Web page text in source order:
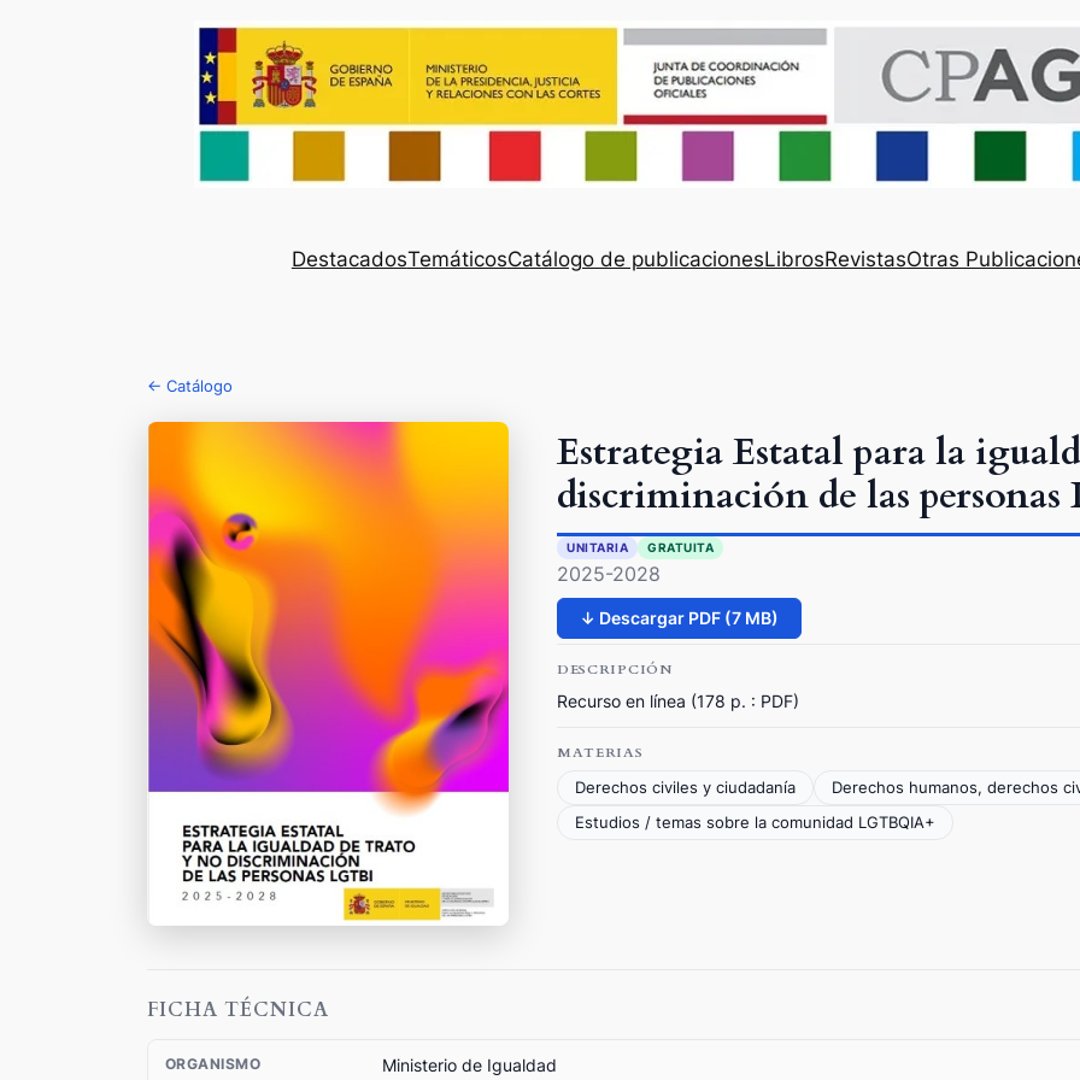
DestacadosTemáticosCatálogo de publicacionesLibrosRevistasOtras
← Catálogo
Estrategia Estatal para la
discriminación de las
UNITARIA GRATUITA
2025-2028
↓ Descargar PDF (7 MB)
DESCRIPCIÓN
Recurso en línea (178 p. : PDF)
MATERIAS
Derechos civiles y ciudadanía
Derechos humanos, derechos
Estudios / temas sobre la comunidad LGTBQIA+
FICHA TÉCNICA
ORGANISMO Ministerio de Igualdad